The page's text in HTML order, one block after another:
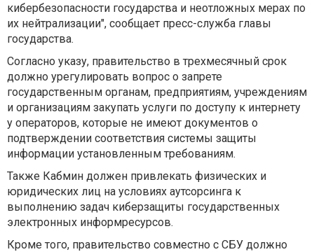
кибербезопасности государства и неотложных мерах по
их нейтрализации", сообщает пресс-служба главы
государства.
Согласно указу, правительство в трехмесячный срок
должно урегулировать вопрос о запрете
государственным органам, предприятиям, учреждениям
и организациям закупать услуги по доступу к интернету
у операторов, которые не имеют документов о
подтверждении соответствия системы защиты
информации установленным требованиям.
Также Кабмин должен привлекать физических и
юридических лиц на условиях аутсорсинга к
выполнению задач киберзащиты государственных
электронных информресурсов.
Кроме того, правительство совместно с СБУ должно